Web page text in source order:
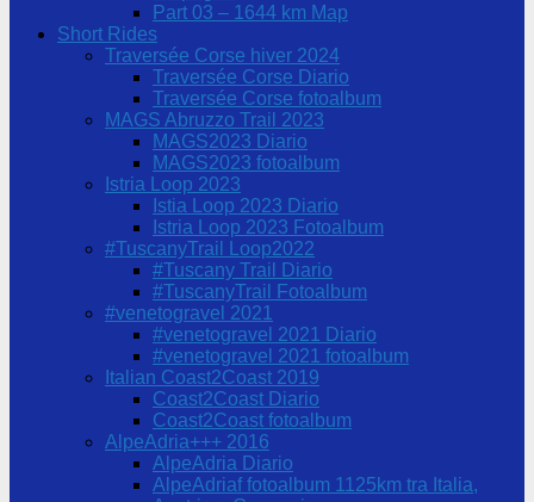
Part 03 – 1644 km Map
Short Rides
Traversée Corse hiver 2024
Traversée Corse Diario
Traversée Corse fotoalbum
MAGS Abruzzo Trail 2023
MAGS2023 Diario
MAGS2023 fotoalbum
Istria Loop 2023
Istia Loop 2023 Diario
Istria Loop 2023 Fotoalbum
#TuscanyTrail Loop2022
#Tuscany Trail Diario
#TuscanyTrail Fotoalbum
#venetogravel 2021
#venetogravel 2021 Diario
#venetogravel 2021 fotoalbum
Italian Coast2Coast 2019
Coast2Coast Diario
Coast2Coast fotoalbum
AlpeAdria+++ 2016
AlpeAdria Diario
AlpeAdriaf fotoalbum 1125km tra Italia,